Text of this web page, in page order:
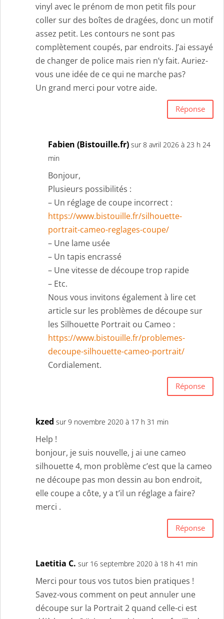
vinyl avec le prénom de mon petit fils pour
coller sur des boîtes de dragées, donc un motif
assez petit. Les contours ne sont pas
complètement coupés, par endroits. J’ai essayé
de changer de police mais rien n’y fait. Auriez-
vous une idée de ce qui ne marche pas?
Un grand merci pour votre aide.
Réponse
Fabien (Bistouille.fr) sur 8 avril 2026 à 23 h 24
min
Bonjour,
Plusieurs possibilités :
– Un réglage de coupe incorrect :
https://www.bistouille.fr/silhouette-
portrait-cameo-reglages-coupe/
– Une lame usée
– Un tapis encrassé
– Une vitesse de découpe trop rapide
– Etc.
Nous vous invitons également à lire cet
article sur les problèmes de découpe sur
les Silhouette Portrait ou Cameo :
https://www.bistouille.fr/problemes-
decoupe-silhouette-cameo-portrait/
Cordialement.
Réponse
kzed sur 9 novembre 2020 à 17 h 31 min
Help !
bonjour, je suis nouvelle, j ai une cameo
silhouette 4, mon problème c’est que la cameo
ne découpe pas mon dessin au bon endroit,
elle coupe a côte, y a t’il un réglage a faire?
merci .
Réponse
Laetitia C. sur 16 septembre 2020 à 18 h 41 min
Merci pour tous vos tutos bien pratiques !
Savez-vous comment on peut annuler une
découpe sur la Portrait 2 quand celle-ci est